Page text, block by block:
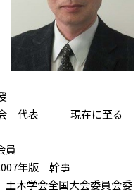
会 代表 現在に至る
員
年版 幹事
木学会全国大会委員会委